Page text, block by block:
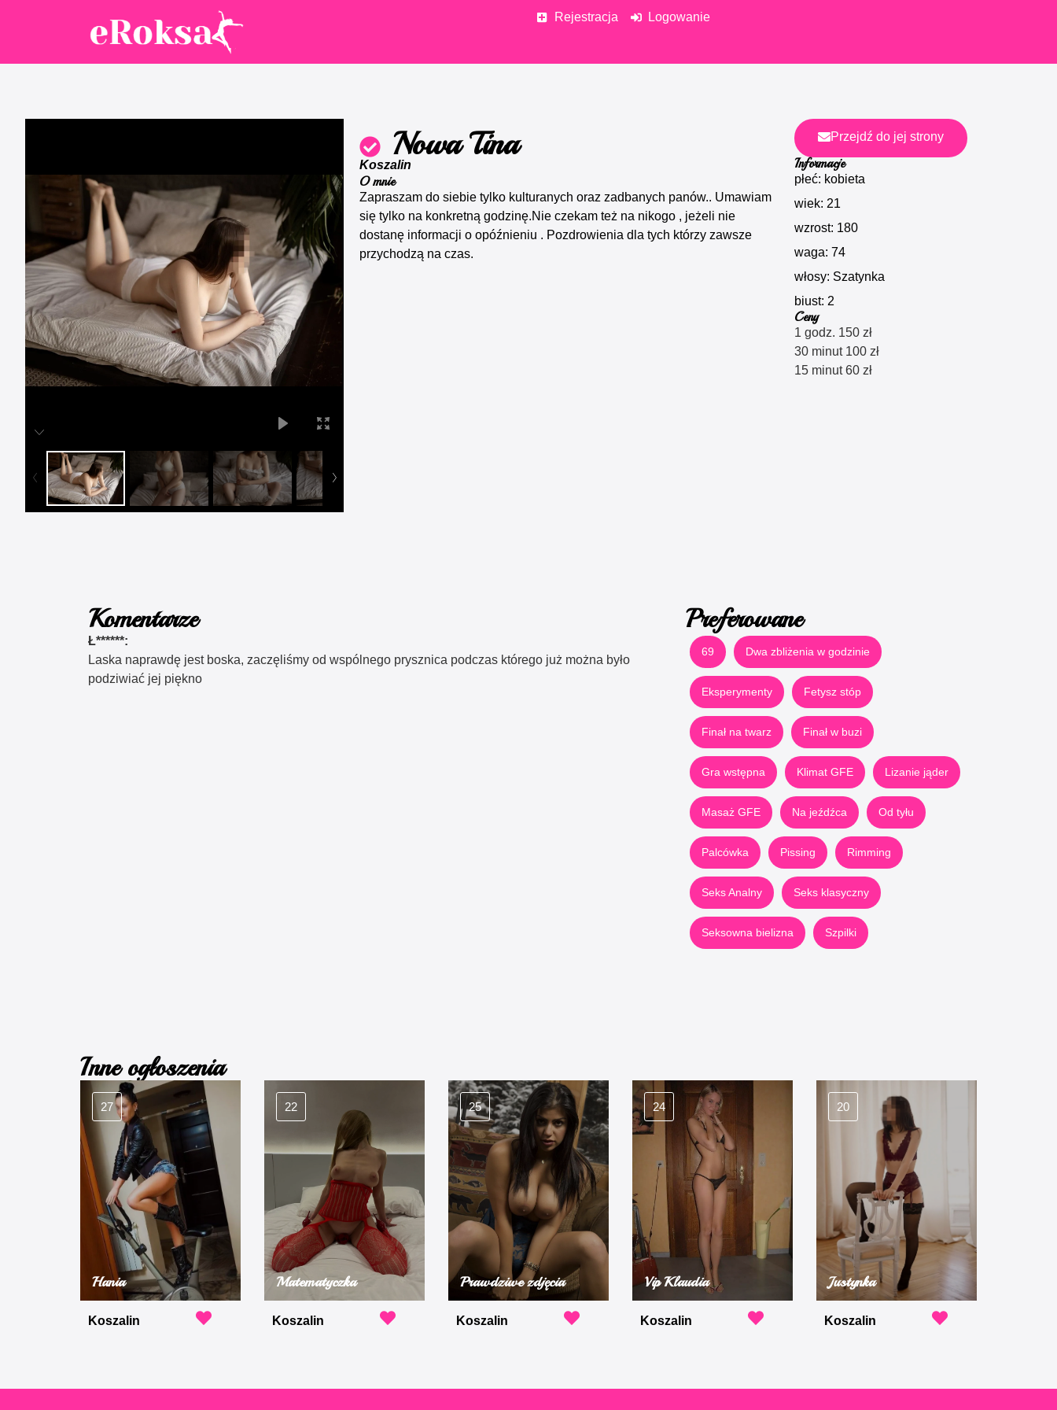
Rejestracja Logowanie
Nowa Tina
Koszalin
O mnie
Zapraszam do siebie tylko kulturanych oraz zadbanych panów.. Umawiam
się tylko na konkretną godzinę.Nie czekam też na nikogo , jeżeli nie
dostanę informacji o opóźnieniu . Pozdrowienia dla tych którzy zawsze
przychodzą na czas.
Przejdź do jej strony
Informacje
płeć: kobieta
wiek: 21
wzrost: 180
waga: 74
włosy: Szatynka
biust: 2
Ceny
1 godz. 150 zł
30 minut 100 zł
15 minut 60 zł
Komentarze
Ł******:
Laska naprawdę jest boska, zaczęliśmy od wspólnego prysznica podczas którego już można było
podziwiać jej piękno
Preferowane
69 Dwa zbliżenia w godzinie
Eksperymenty Fetysz stóp
Finał na twarz Finał w buzi
Gra wstępna Klimat GFE Lizanie jąder
Masaż GFE Na jeźdźca Od tyłu
Palcówka Pissing Rimming
Seks Analny Seks klasyczny
Seksowna bielizna Szpilki
Inne ogłoszenia
27
Hania
Koszalin
22
Matematyczka
Koszalin
25
Prawdziwe zdjęcia
Koszalin
24
Vip Klaudia
Koszalin
20
Justynka
Koszalin